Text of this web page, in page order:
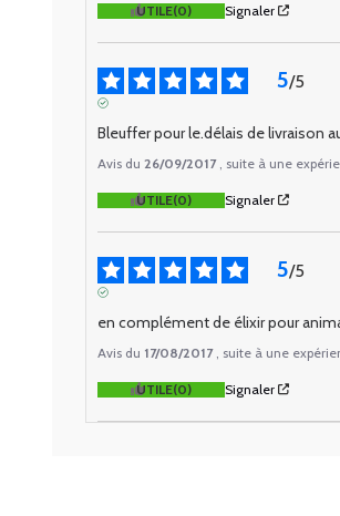
UTILE(0) Signaler
5/5
Bleuffer pour le.délais de livraison
Avis du 26/09/2017 , suite à une
UTILE(0) Signaler
5/5
en complément de élixir pour
Avis du 17/08/2017 , suite à une
UTILE(0) Signaler